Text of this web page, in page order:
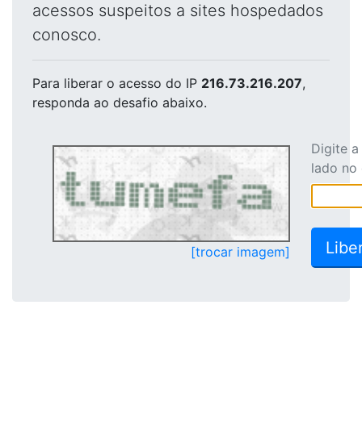
acessos suspeitos a sites hospedados
conosco.
Para liberar o acesso do IP 216.73.216.207,
responda ao desafio abaixo.
[trocar imagem]
Digite
lado no